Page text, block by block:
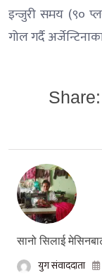
इन्जुरी समय (९०
गोल गर्दै
Share:
सानो सिलाई
युग संवाददाता